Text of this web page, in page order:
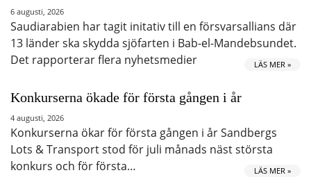
6 augusti, 2026
Saudiarabien har tagit initativ till en försvarsallians där
13 länder ska skydda sjöfarten i Bab-el-Mandebsundet.
Det rapporterar flera nyhetsmedier
LÄS MER »
Konkurserna ökade för första gången i år
4 augusti, 2026
Konkurserna ökar för första gången i år Sandbergs
Lots & Transport stod för juli månads näst största
konkurs och för första…
LÄS MER »